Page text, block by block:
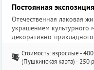
Постоянная
Отечественная лаковая
украшением культурного
декоративно-
Стоимость: взрослые -
(Пушкинская карта) - 250